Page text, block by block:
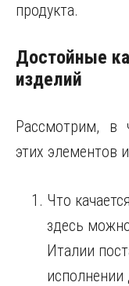
продукта.
Достойные
изделий
Рассмотрим, в
этих элементов
Что
здесь
Италии